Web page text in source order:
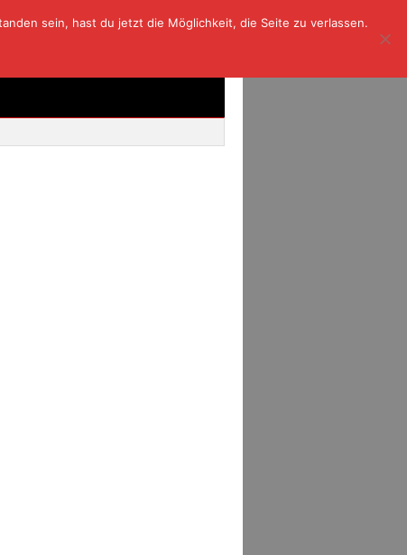
sein, hast du jetzt die Möglichkeit, die Seite zu verlassen.